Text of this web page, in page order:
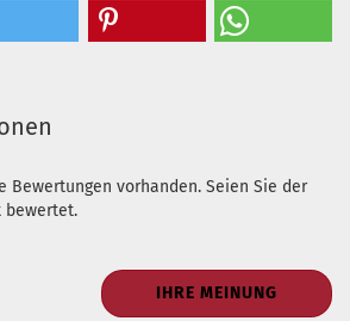
Bewertungen vorhanden. Seien Sie der
bewertet.
IHRE MEINUNG